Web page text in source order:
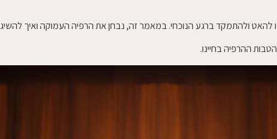
ולהתמקד ברגע הנוכחי. במאמר זה, נבחן את הרפיה העמוקה ואיך להשיג
ההרפיה בחיינו.